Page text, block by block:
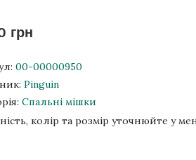
грн
00-00000950
Pinguin
Спальні мішки
колір та розмір уточнюйте у